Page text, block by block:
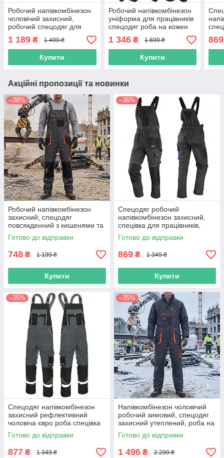
Робочий напівкомбінезон
чоловічий захисний,
робочий спецодяг для
працівника, чоловіча роба
спецівка, польша
1 189 ₴ 1 499 ₴
Купити
Робочий напівкомбінезон
уніформа для працівників
спецодяг роба на кожен
день спецівка польша
urgent
1 346₴ 1 699 ₴
Купити
869
Акційні пропозиції та новинки
–38%
Робочий напівкомбінезон
захисний, спецодяг
повсякденний з кишенями та
петлями, роба чоловіча
функціональна, польша reis
Готово до відправки
748 ₴ 1 199 ₴
Купити
–36%
Спецодяг робочий
напівкомбінезон захисний,
спецівка для працівників,
роба уніформа спеціаліста,
польша
Готово до відправки
869 ₴ 1 349 ₴
Купити
–35%
Спецодяг напівкомбінезон
захисний рефлективний
чоловіча євро роба спецівка
робоча уніформа одяг
польша
Готово до відправки
877 ₴ 1 349 ₴
–35%
Напівкомбінезон чоловічий
робочий зимовий, спецодяг
захисний утеплений, роба на
кожен день, польша
Готово до відправки
1 496 ₴ 2 299 ₴